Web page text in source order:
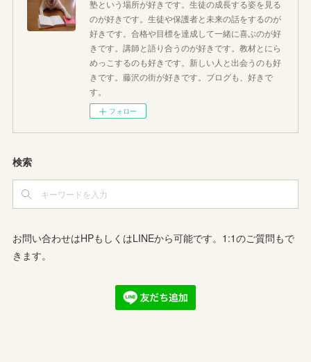
塾という場所が好きです。生徒の成長する姿を見る
のが好きです。生徒や保護者と未来の話をするのが
好きです。合格や目標を達成して一緒に喜ぶのが好
きです。講師と語り合うのが好きです。教材とにら
めっこするのも好きです。新しい人と出会うのも好
きです。藤沢の街が好きです。ブログも、好きで
す。
フォロー
検索
お問い合わせはHPもしくはLINEから可能です。1:1のご質問もで
きます。